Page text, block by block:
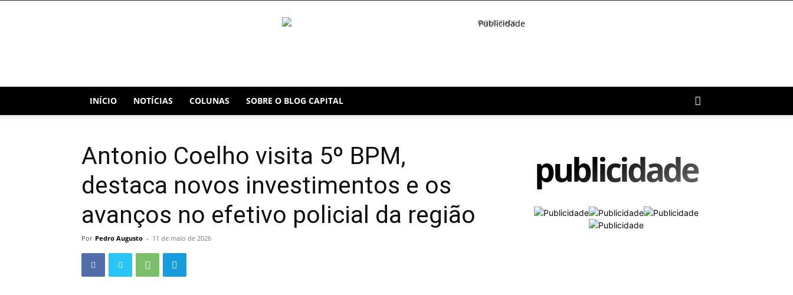
PUBLICIDADE
INÍCIO NOTÍCIAS COLUNAS SOBRE O BLOG CAPITAL
Antonio Coelho visita 5º BPM,
destaca novos investimentos e os
avanços no efetivo policial da região
Por Pedro Augusto - 11 de maio de 2026
publicidade